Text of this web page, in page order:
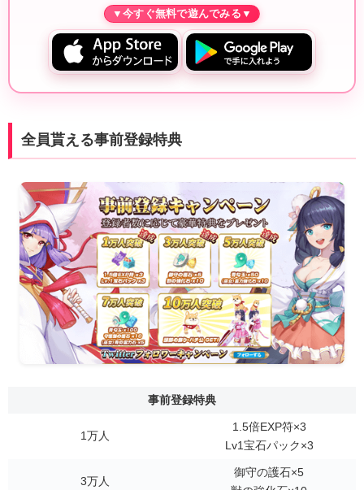
全員貰える事前登録特典
事前登録特典
1.5倍EXP符×3
Lv1宝石パック×3
御守の護石×5
獣の強化石×10